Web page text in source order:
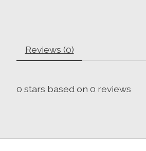
Reviews (0)
0 stars based on 0 reviews